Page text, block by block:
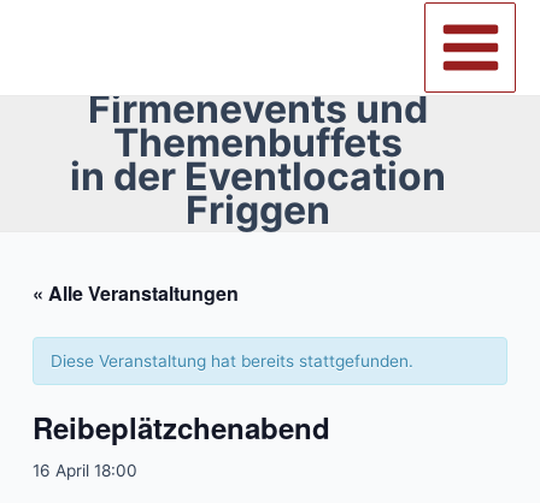
Main
Firmenevents und
Themenbuffets
in der Eventlocation
Friggen
« Alle Veranstaltungen
Diese Veranstaltung hat bereits stattgefunden.
Reibeplätzchenabend
16 April 18:00